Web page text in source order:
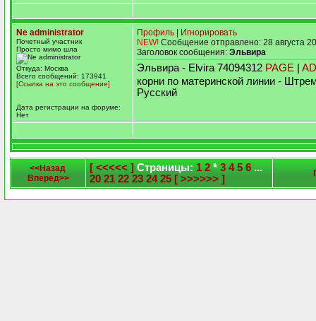
Ne administrator
Почетный участник
Просто мимо шла
Откуда: Москва
Всего сообщений: 173941
[Ссылка на это сообщение]
Дата регистрации на форуме:
Нет
Профиль
Игнорировать
NEW! Сообщение отправлено: 28 августа
Заголовок сообщения: Эльвира
Эльвира - Elvira 74094312 PAGE
корни по материнской линии -
Русский
<<Назад
Вперед>>
[ <<<<< ] Страницы: 1 2 * 3 4 5 6 ...
20 21 22 23 24 25 [ >>>>>> ]